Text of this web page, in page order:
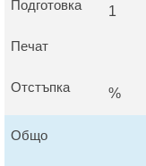
Подготовка
1
Печат
Отстъпка %
Общо